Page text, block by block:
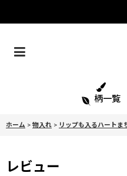
柄一覧
ホーム > 物入れ > リップも入るハートま
レビュー